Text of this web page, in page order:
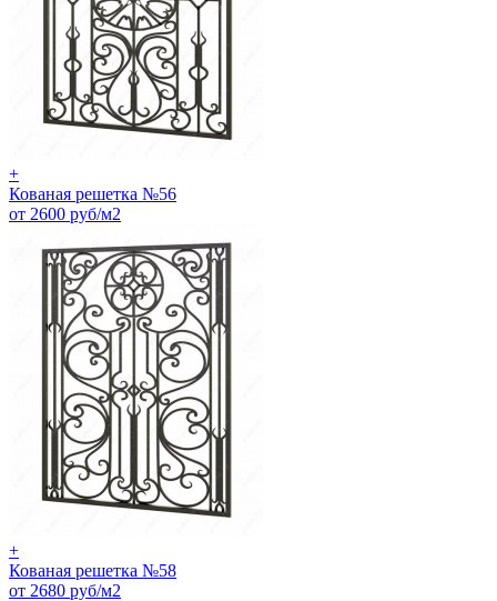
+
Кованая решетка №56
от 2600 руб/м2
+
Кованая решетка №58
от 2680 руб/м2